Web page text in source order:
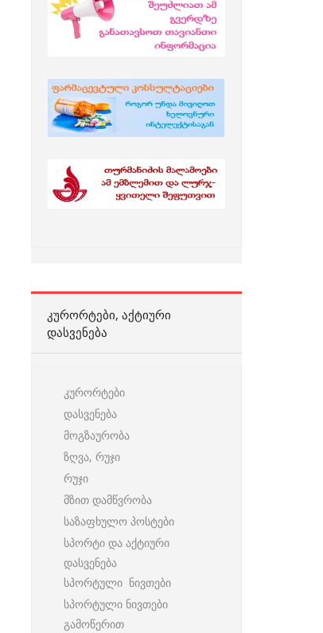
ᲙᲣᲠᲝᲠᲢᲔᲑᲘ, ᲐᲥᲢᲘᲣᲠᲘ
ᲓᲐᲡᲕᲔᲜᲔᲑᲐ
კურორტები
დასვენება
მოგზაურობა
ზღვა, რუჯი
რუჯი
მზით დამწვრობა
საზაფხულო პოსტები
სპორტი და აქტიური
დასვენება
სპორტული ნივთები
სპორტული ნივთები
გამოწერით